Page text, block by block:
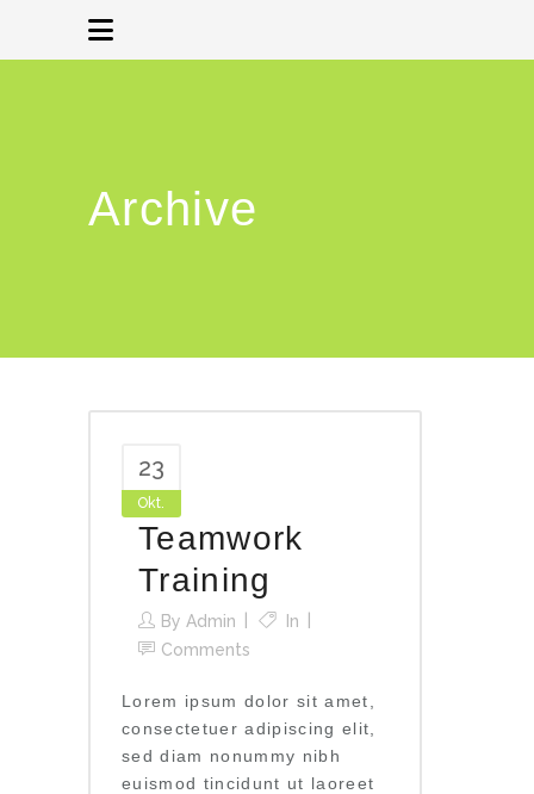
Archive
23
Okt.
Teamwork
Training
By Admin
In
Comments
Lorem ipsum dolor sit amet,
consectetuer adipiscing elit,
sed diam nonummy nibh
euismod tincidunt ut laoreet